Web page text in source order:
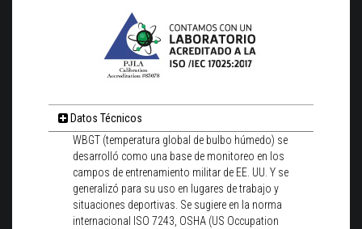
Datos Técnicos
WBGT (temperatura global de bulbo húmedo) se
desarrolló como una base de monitoreo en los
campos de entrenamiento militar de EE. UU. Y se
generalizó para su uso en lugares de trabajo y
situaciones deportivas. Se sugiere en la norma
internacional ISO 7243, OSHA (US Occupation